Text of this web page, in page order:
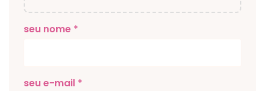
seu nome *
seu e-mail *